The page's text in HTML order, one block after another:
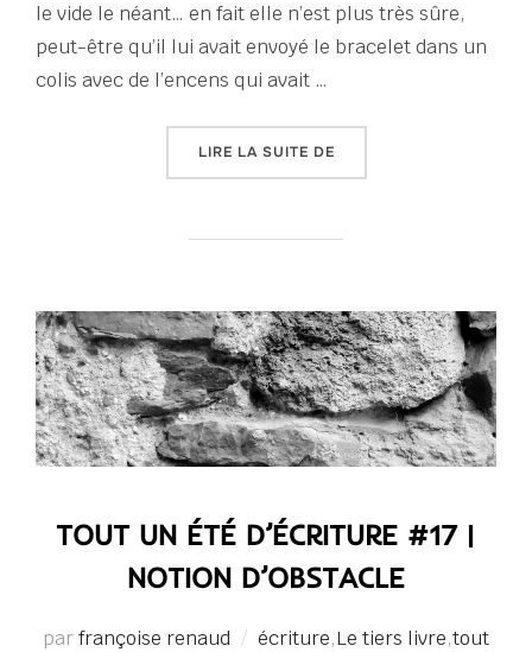
le vide le néant… en fait elle n’est plus très sûre,
peut-être qu’il lui avait envoyé le bracelet dans un
colis avec de l’encens qui avait …
LIRE LA SUITE DE« TOUT UN ÉTÉ
TOUT UN ÉTÉ D’ÉCRITURE #17 |
NOTION D’OBSTACLE
parfrançoise renaud écriture,Le tiers livre,tout